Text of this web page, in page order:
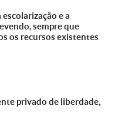
e a
sempre que
os recursos existentes
privado de liberdade,